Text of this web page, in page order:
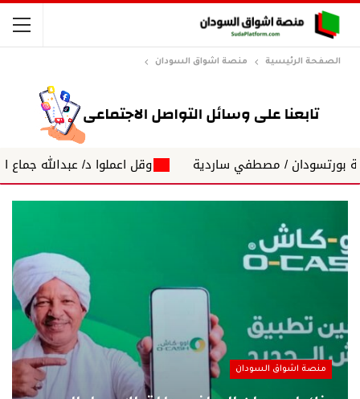
الصفحة الرئيسية منصة اشواق السودان
وقل اعملوا د/ عبدالله جماع اسامة
منصة اشواق السودان